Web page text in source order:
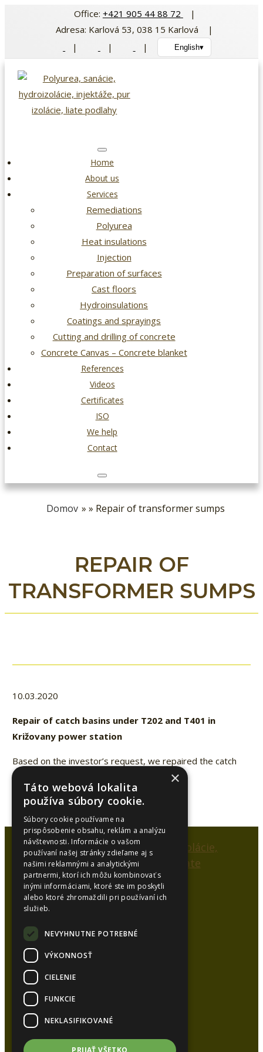
Office: +421 905 44 88 72
|
Adresa: Karlová 53, 038 15 Karlová |
|
| | English▾
Home
About us
Services
Remediations
Polyurea
Heat insulations
Injection
Preparation of surfaces
Cast floors
Hydroinsulations
Coatings and sprayings
Cutting and drilling of concrete
Concrete Canvas – Concrete blanket
References
Videos
Certificates
ISO
We help
Contact
Domov » » Repair of transformer sumps
REPAIR OF
TRANSFORMER SUMPS
10.03.2020
Repair of catch basins under T202 and T401 in
Križovany power station
Based on the investor’s request, we repaired the catch
basins of power transformers.
SYNCOL, s.r.o.
038 15 Karlová
www.pur-izolacie.sk
×
Táto webová lokalita
používa súbory cookie.
Súbory cookie používame na
prispôsobenie obsahu, reklám a analýzu
návštevnosti. Informácie o vašom
používaní našej stránky zdieľame aj s
našimi reklamnými a analytickými
partnermi, ktorí ich môžu kombinovať s
inými informáciami, ktoré ste im poskytli
alebo ktoré zhromaždili pri používaní ich
služieb.
NEVYHNUTNE POTREBNÉ
VÝKONNOSŤ
CIELENIE
FUNKCIE
NEKLASIFIKOVANÉ
PRIJAŤ VŠETKO